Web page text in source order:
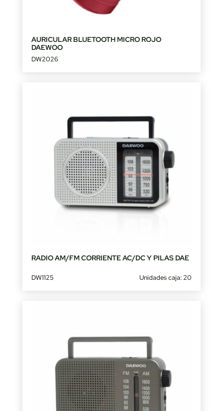
AURICULAR BLUETOOTH MICRO ROJO
DAEWOO
DW2026
RADIO AM/FM CORRIENTE AC/DC Y PILAS DAE
DW1125 Unidades caja: 20